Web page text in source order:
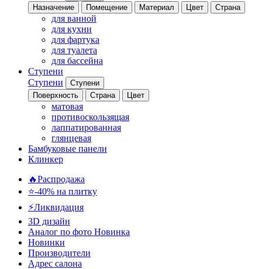
Назначение
Помещение Материал Цвет Страна
для ванной
для кухни
для фартука
для туалета
для бассейна
Ступени
Ступени
Ступени
Поверхность
Страна Цвет
матовая
противоскользящая
лаппатированная
глянцевая
Бамбуковые панели
Клинкер
🔥Распродажа
⭐-40% на плитку
⚡️Ликвидация
3D дизайн
Аналог по фото Новинка
Новинки
Производители
Адрес салона